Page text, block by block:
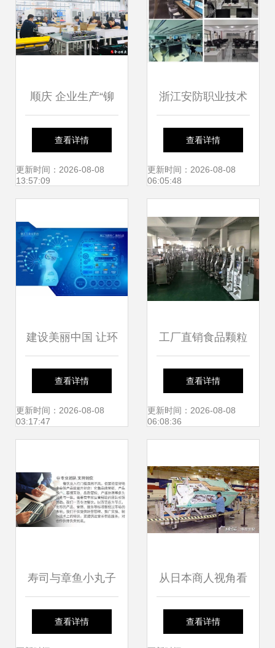
顺庆 企业生产“铆
足劲” 全力冲刺四
季度
查看详情
更新时间：2026-08-08
13:57:09
浙江安防职业技术
学院人工智能学院
技术服务实力探究
查看详情
更新时间：2026-08-08
06:05:48
建设美丽中国 让环
境更美好 | 徐工环
境卫士X1新一代产
查看详情
更新时间：2026-08-08
03:17:47
工厂直销食品颗粒
五谷杂粮体积式自
动包装机
查看详情
更新时间：2026-08-08
06:08:36
寿司与章鱼小丸子
加盟 宁波市海曙春
查看详情
从日本商人视角看
中国世界工厂的技
查看详情